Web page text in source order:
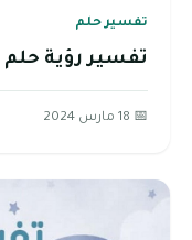
تفسير حلم
تفسير رؤية حلم
📅 18 مارس 2024